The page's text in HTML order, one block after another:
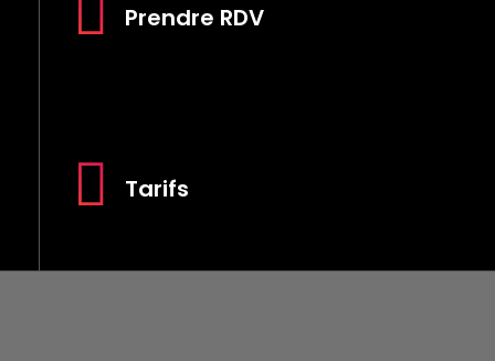
Prendre RDV
Tarifs